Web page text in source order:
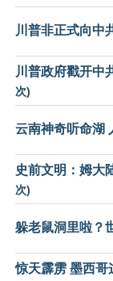
川普非正式向中
川普政府戳开中
次)
云南神奇听命湖
史前文明：姆大
次)
躲老鼠洞里啦？
惊天霹雳 墨西哥